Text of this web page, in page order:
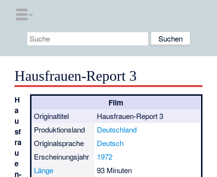
Hausfrauen-Report 3
Film
Originaltitel
Hausfrauen-Report 3
Produktionsland
Deutschland
Originalsprache
Deutsch
Erscheinungsjahr
1972
Länge
93 Minuten
H
a
u
sf
ra
u
e
n-